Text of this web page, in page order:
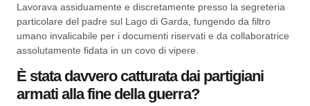
Lavorava assiduamente e discretamente presso la segreteria
particolare del padre sul Lago di Garda, fungendo da filtro
umano invalicabile per i documenti riservati e da collaboratrice
assolutamente fidata in un covo di vipere.
È stata davvero catturata dai partigiani
armati alla fine della guerra?